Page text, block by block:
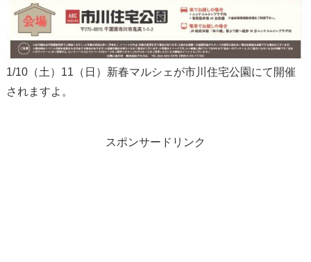
1/10（土）11（日）新春マルシェが市川住宅公園にて開催
されますよ。
スポンサードリンク